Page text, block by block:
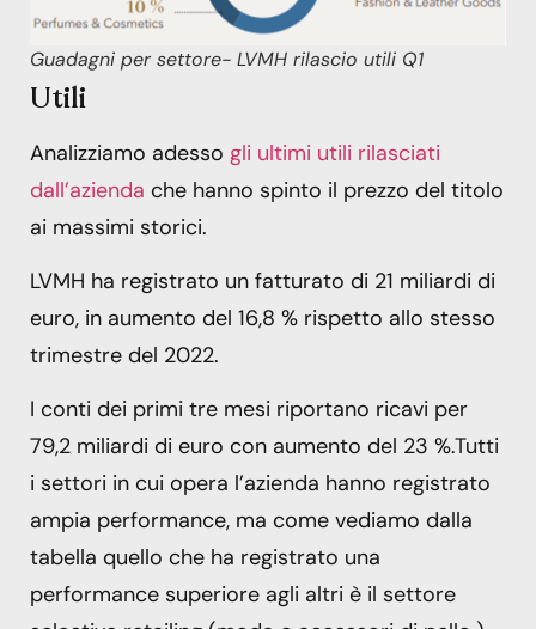
Guadagni per settore- LVMH rilascio utili Q1
Utili
Analizziamo adesso gli ultimi utili rilasciati
dall’azienda che hanno spinto il prezzo del titolo
ai massimi storici.
LVMH ha registrato un fatturato di 21 miliardi di
euro, in aumento del 16,8 % rispetto allo stesso
trimestre del 2022.
I conti dei primi tre mesi riportano ricavi per
79,2 miliardi di euro con aumento del 23 %.Tutti
i settori in cui opera l’azienda hanno registrato
ampia performance, ma come vediamo dalla
tabella quello che ha registrato una
performance superiore agli altri è il settore